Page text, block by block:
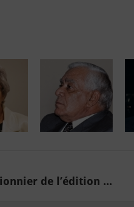
de l’édition ...